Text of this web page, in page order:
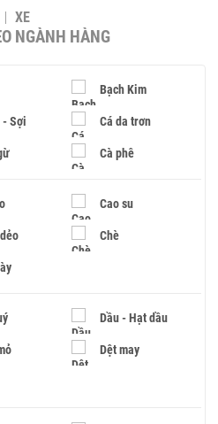
XE
NGÀNH HÀNG
Bạch Kim
- Sợi Cá da trơn
Cà phê
Cao su
Chè
Dầu - Hạt dầu
Dệt may